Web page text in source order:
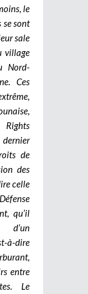
le
se sont
sale
village
Nord-
Ces
Rights
de
des
celle
qu’il
d’un
à-dire
entre
Le